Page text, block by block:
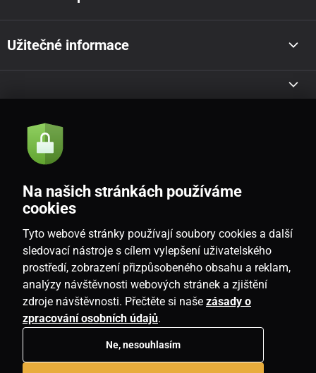
Užitečné informace
Akce a novinky e-mailem
Souhlasím sezásadami zpracování osobních údajů
CZ
Na našich stránkách používáme
cookies
Tyto webové stránky používají soubory cookies a další
sledovací nástroje s cílem vylepšení uživatelského
prostředí, zobrazení přizpůsobeného obsahu a reklam,
analýzy návštěvnosti webových stránek a zjištění
zdroje návštěvnosti. Přečtěte si naše zásady o
zpracování osobních údajů.
Ne, nesouhlasím